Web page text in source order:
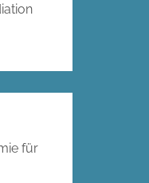
für